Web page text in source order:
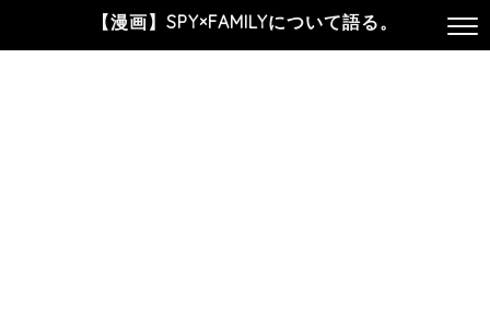
【漫画】SPY×FAMILYについて語る。